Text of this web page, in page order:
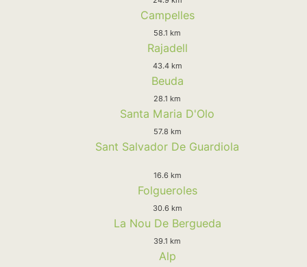
Campelles
58.1 km
Rajadell
43.4 km
Beuda
28.1 km
Santa Maria D'Olo
57.8 km
Sant Salvador De Guardiola
16.6 km
Folgueroles
30.6 km
La Nou De Bergueda
39.1 km
Alp